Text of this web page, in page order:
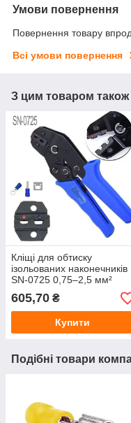
Умови повернення
Повернення товару
Всі умови повернення
З цим товаром
Кліщі для обтиску
ізольованих наконечників
SN-0725 0,75–2,5 мм²
605,70 ₴
Купити
Подібні товари